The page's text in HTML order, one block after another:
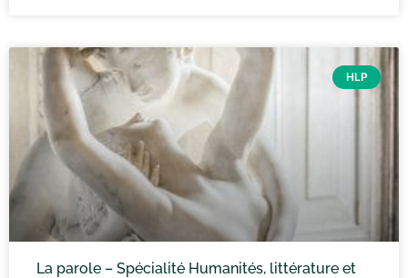
HLP
La parole – Spécialité Humanités, littérature et